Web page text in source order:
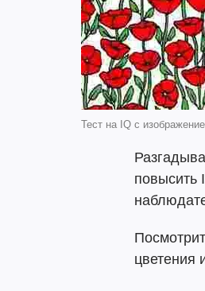
Тест на IQ с
повысить
цветения